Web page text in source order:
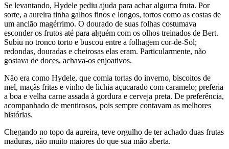
Se levantando, Hydele pediu ajuda para achar alguma fruta. Por
sorte, a aureira tinha galhos finos e longos, tortos como as costas de
um ancião magérrimo. O dourado de suas folhas costumava
esconder os frutos até para alguém com os olhos treinados de Bert.
Subiu no tronco torto e buscou entre a folhagem cor-de-Sol;
redondas, douradas e cheirosas elas eram. Particularmente, não
gostava de doces, achava-os enjoativos.
Não era como Hydele, que comia tortas do inverno, biscoitos de
mel, maçãs fritas e vinho de lichia açucarado com caramelo; preferia
a boa e velha carne assada à gordura e cerveja preta. De preferência,
acompanhado de mentirosos, pois sempre contavam as melhores
histórias.
Chegando no topo da aureira, teve orgulho de ter achado duas frutas
maduras, não muito maiores do que sua mão aberta.